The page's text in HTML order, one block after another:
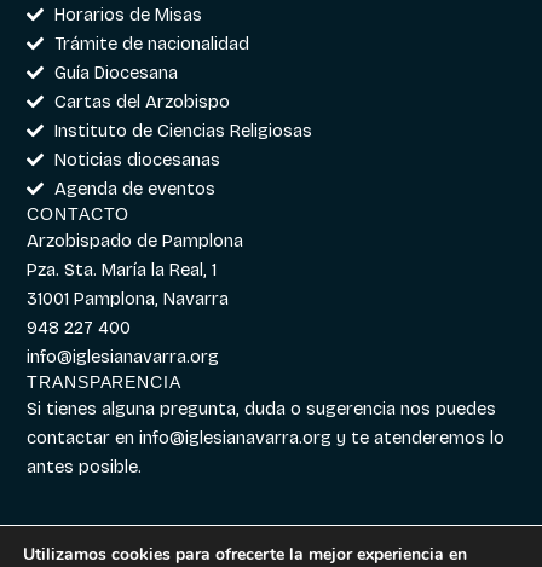
Horarios de Misas
Trámite de nacionalidad
Guía Diocesana
Cartas del Arzobispo
Instituto de Ciencias Religiosas
Noticias diocesanas
Agenda de eventos
CONTACTO
Arzobispado de Pamplona
Pza. Sta. María la Real, 1
31001 Pamplona, Navarra
948 227 400
info@iglesianavarra.org
TRANSPARENCIA
Si tienes alguna pregunta, duda o sugerencia nos puedes
contactar eninfo@iglesianavarra.org y te atenderemos lo
antes posible.
Utilizamos cookies para ofrecerte la mejor experiencia en